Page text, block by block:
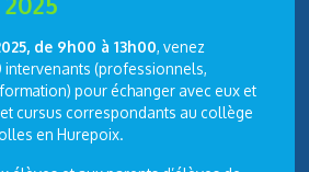
de 9h00 à 13h00, venez
(professionnels,
pour échanger avec eux et
cursus correspondants au collège
en Hurepoix.